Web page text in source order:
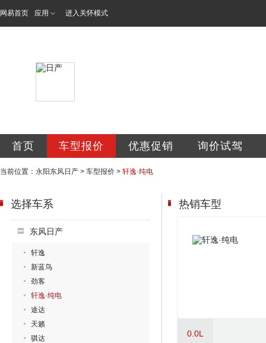
网易首页 应用 进入关怀模式
首页 车型报价 优惠促销 询价试驾
当前位置： 永阳东风日产 > 车型报价 > 轩逸·纯电
选择车系
东风日产
轩逸
新蓝鸟
劲客
轩逸·纯电
途达
天籁
骐达
热销车型
0.0L